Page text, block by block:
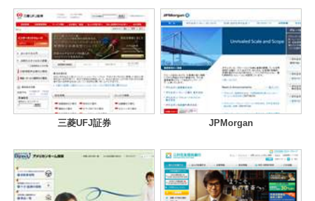
三菱UFJ証券 JPMorgan